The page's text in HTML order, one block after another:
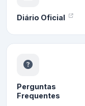
Diário Oficial
Perguntas
Frequentes